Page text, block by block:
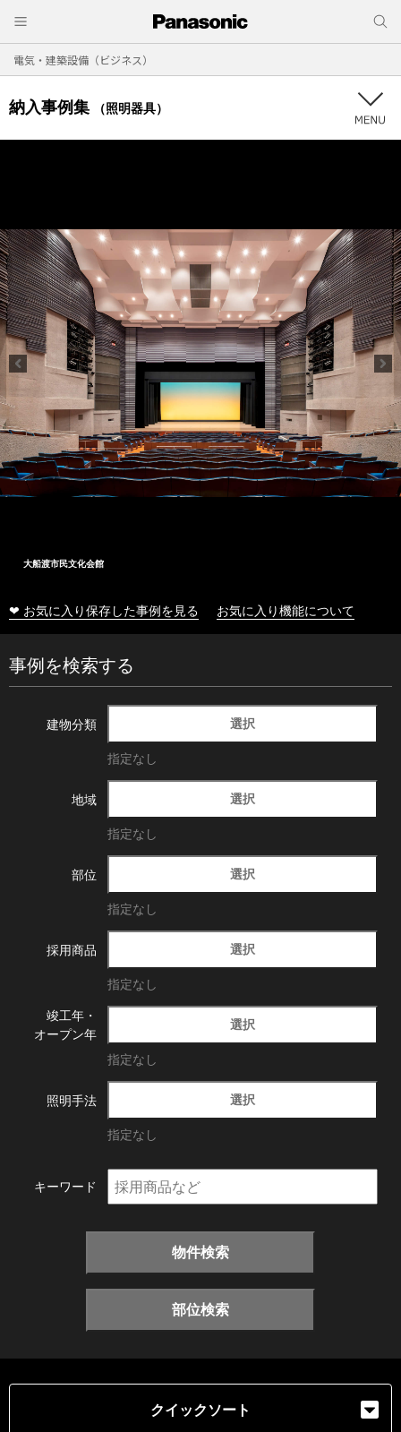
電気・建築設備（ビジネス）
納入事例集 （照明器具）
大船渡市民文化会館
❤ お気に入り保存した事例を見る お気に入り機能について
事例を検索する
建物分類 選択
指定なし
地域 選択
指定なし
部位 選択
指定なし
採用商品 選択
指定なし
竣工年・
オープン年
選択
指定なし
照明手法 選択
指定なし
キーワード
物件検索
部位検索
クイックソート